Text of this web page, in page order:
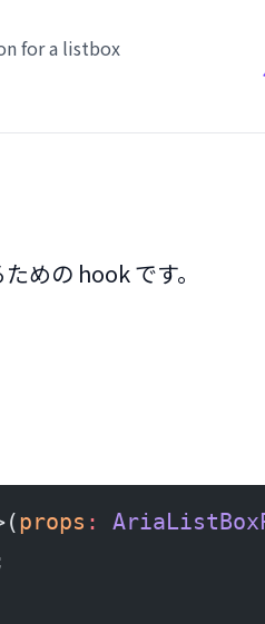
for a listbox
めの hook です。
props :